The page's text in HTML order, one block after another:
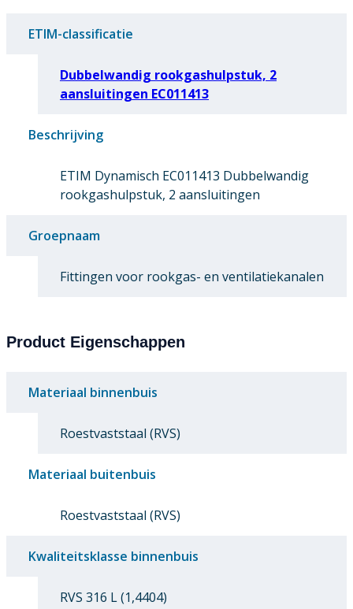
ETIM-classificatie
Dubbelwandig rookgashulpstuk, 2
aansluitingen EC011413
Beschrijving
ETIM Dynamisch EC011413 Dubbelwandig
rookgashulpstuk, 2 aansluitingen
Groepnaam
Fittingen voor rookgas- en ventilatiekanalen
Product Eigenschappen
Materiaal binnenbuis
Roestvaststaal (RVS)
Materiaal buitenbuis
Roestvaststaal (RVS)
Kwaliteitsklasse binnenbuis
RVS 316 L (1,4404)